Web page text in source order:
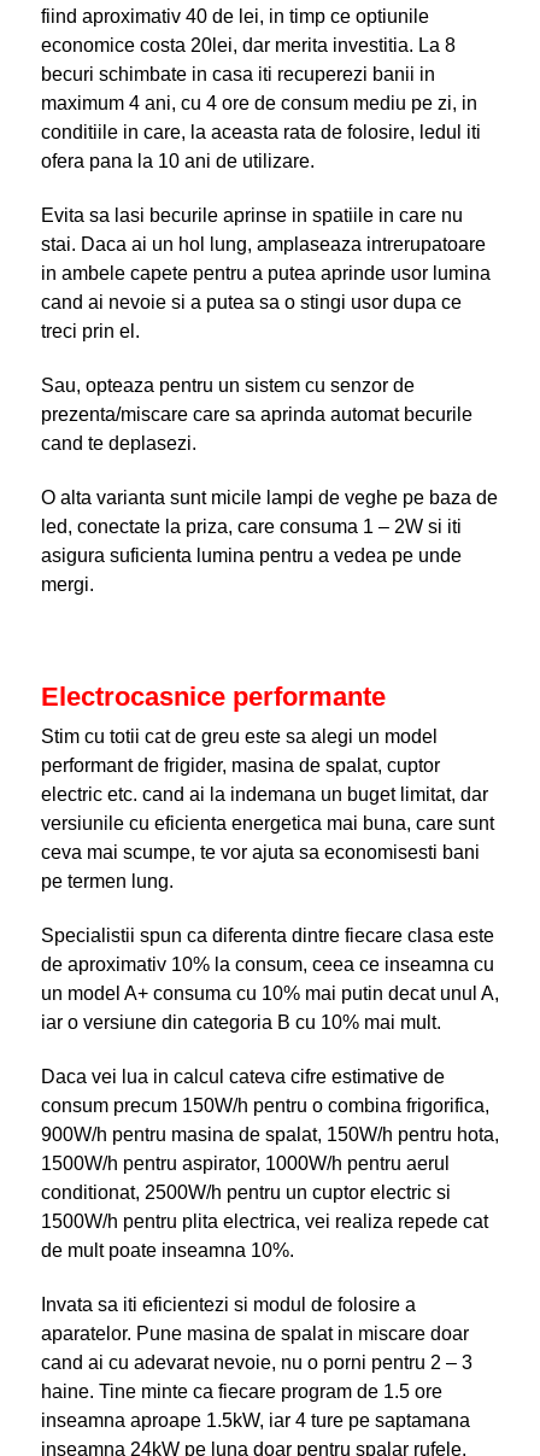
fiind aproximativ 40 de lei, in timp ce optiunile
economice costa 20lei, dar merita investitia. La 8
becuri schimbate in casa iti recuperezi banii in
maximum 4 ani, cu 4 ore de consum mediu pe zi, in
conditiile in care, la aceasta rata de folosire, ledul iti
ofera pana la 10 ani de utilizare.
Evita sa lasi becurile aprinse in spatiile in care nu
stai. Daca ai un hol lung, amplaseaza intrerupatoare
in ambele capete pentru a putea aprinde usor lumina
cand ai nevoie si a putea sa o stingi usor dupa ce
treci prin el.
Sau, opteaza pentru un sistem cu senzor de
prezenta/miscare care sa aprinda automat becurile
cand te deplasezi.
O alta varianta sunt micile lampi de veghe pe baza de
led, conectate la priza, care consuma 1 – 2W si iti
asigura suficienta lumina pentru a vedea pe unde
mergi.
Electrocasnice performante
Stim cu totii cat de greu este sa alegi un model
performant de frigider, masina de spalat, cuptor
electric etc. cand ai la indemana un buget limitat, dar
versiunile cu eficienta energetica mai buna, care sunt
ceva mai scumpe, te vor ajuta sa economisesti bani
pe termen lung.
Specialistii spun ca diferenta dintre fiecare clasa este
de aproximativ 10% la consum, ceea ce inseamna cu
un model A+ consuma cu 10% mai putin decat unul A,
iar o versiune din categoria B cu 10% mai mult.
Daca vei lua in calcul cateva cifre estimative de
consum precum 150W/h pentru o combina frigorifica,
900W/h pentru masina de spalat, 150W/h pentru hota,
1500W/h pentru aspirator, 1000W/h pentru aerul
conditionat, 2500W/h pentru un cuptor electric si
1500W/h pentru plita electrica, vei realiza repede cat
de mult poate inseamna 10%.
Invata sa iti eficientezi si modul de folosire a
aparatelor. Pune masina de spalat in miscare doar
cand ai cu adevarat nevoie, nu o porni pentru 2 – 3
haine. Tine minte ca fiecare program de 1.5 ore
inseamna aproape 1.5kW, iar 4 ture pe saptamana
inseamna 24kW pe luna doar pentru spalar rufele.